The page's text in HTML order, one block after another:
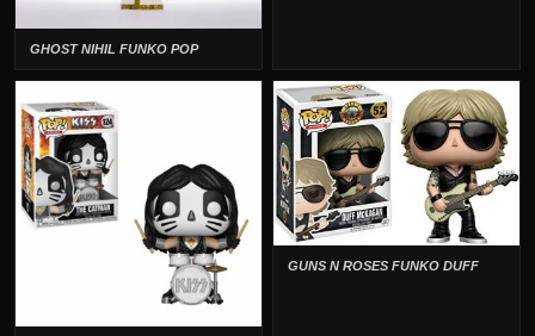
GHOST NIHIL FUNKO POP
GUNS N ROSES FUNKO DUFF